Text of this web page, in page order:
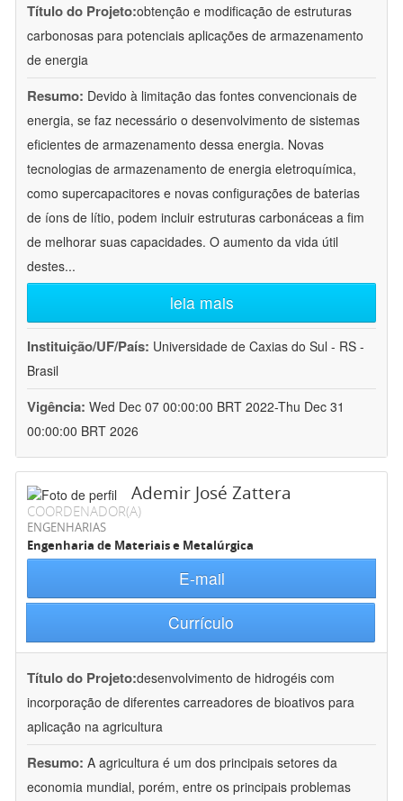
Título do Projeto:obtenção e modificação de estruturas
carbonosas para potenciais aplicações de armazenamento
de energia
Resumo: Devido à limitação das fontes convencionais de
energia, se faz necessário o desenvolvimento de sistemas
eficientes de armazenamento dessa energia. Novas
tecnologias de armazenamento de energia eletroquímica,
como supercapacitores e novas configurações de baterias
de íons de lítio, podem incluir estruturas carbonáceas a fim
de melhorar suas capacidades. O aumento da vida útil
destes...
leia mais
Instituição/UF/País: Universidade de Caxias do Sul - RS -
Brasil
Vigência: Wed Dec 07 00:00:00 BRT 2022-Thu Dec 31
00:00:00 BRT 2026
Ademir José Zattera
COORDENADOR(A)
ENGENHARIAS
Engenharia de Materiais e Metalúrgica
E-mail
Currículo
Título do Projeto:desenvolvimento de hidrogéis com
incorporação de diferentes carreadores de bioativos para
aplicação na agricultura
Resumo: A agricultura é um dos principais setores da
economia mundial, porém, entre os principais problemas